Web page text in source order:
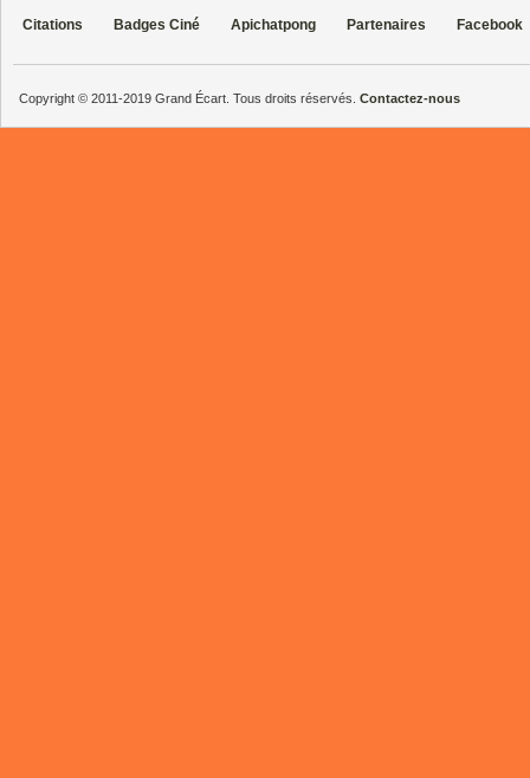
Citations Badges Ciné Apichatpong Partenaires Facebook
Copyright © 2011-2019 Grand Écart. Tous droits réservés. Contactez-nous